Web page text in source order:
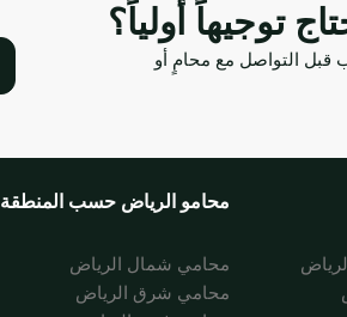
توجيهاً أولياً؟
قبل التواصل مع محامٍ أو
محامو الرياض حسب المنطقة
محامي شمال الرياض
محامي شرق الرياض